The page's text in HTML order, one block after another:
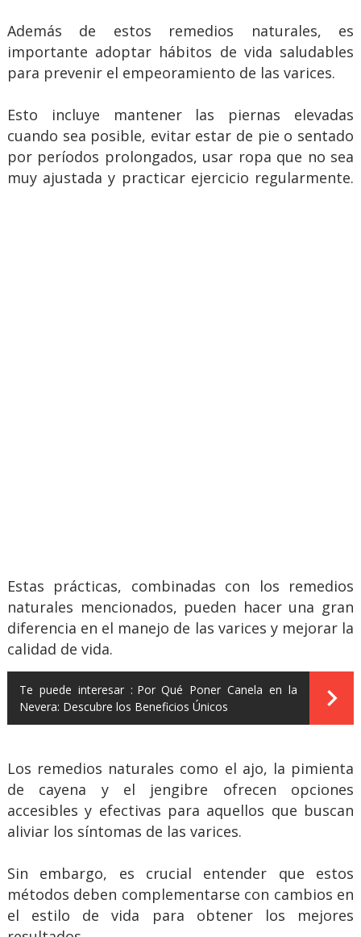
Además de estos remedios naturales, es
importante adoptar hábitos de vida saludables
para prevenir el empeoramiento de las varices.
Esto incluye mantener las piernas elevadas
cuando sea posible, evitar estar de pie o sentado
por períodos prolongados, usar ropa que no sea
muy ajustada y practicar ejercicio regularmente.
Estas prácticas, combinadas con los remedios
naturales mencionados, pueden hacer una gran
diferencia en el manejo de las varices y mejorar la
calidad de vida.
Te puede interesar : Por Qué Poner Canela en la
Nevera: Descubre los Beneficios Únicos
Los remedios naturales como el ajo, la pimienta
de cayena y el jengibre ofrecen opciones
accesibles y efectivas para aquellos que buscan
aliviar los síntomas de las varices.
Sin embargo, es crucial entender que estos
métodos deben complementarse con cambios en
el estilo de vida para obtener los mejores